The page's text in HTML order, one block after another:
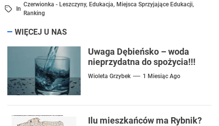
In
Czerwionka - Leszczyny, Edukacja, Miejsca Sprzyjające Edukacji,
Ranking
WIĘCEJ U NAS
Uwaga Dębieńsko – woda
nieprzydatna do spożycia!!!
Wioleta Grzybek 1 Miesiąc Ago
Ilu mieszkańców ma Rybnik?